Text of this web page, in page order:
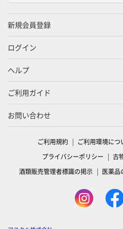
新規会員登録
ログイン
ヘルプ
ご利用ガイド
お問い合わせ
ご利用規約 ご利用環境につ
プライバシーポリシー
古
酒類販売管理者標識の掲示
医薬品